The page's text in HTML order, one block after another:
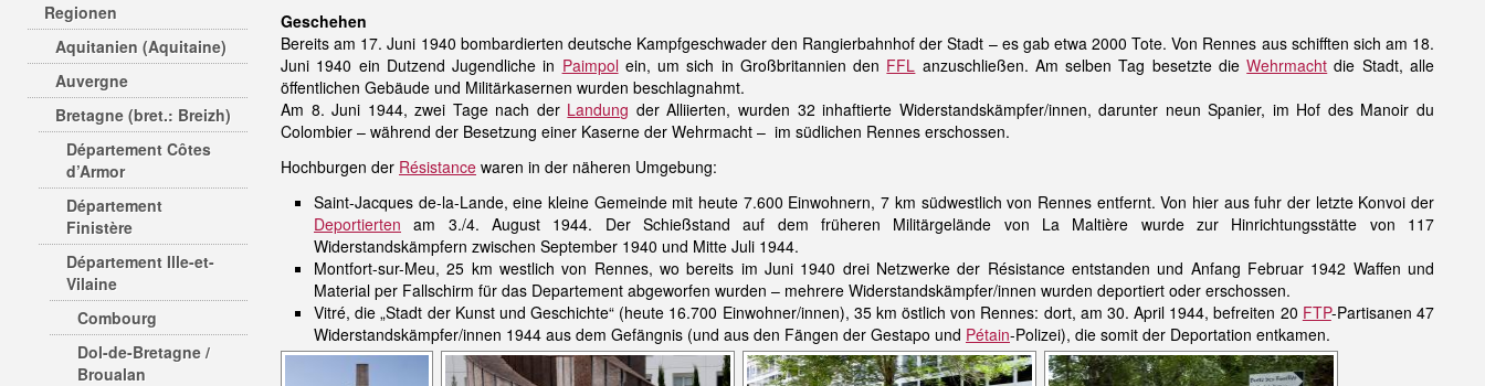
Regionen
Aquitanien (Aquitaine)
Auvergne
Bretagne (bret.: Breizh)
Département Côtes
d’Armor
Département
Finistère
Département Ille-et-
Vilaine
Combourg
Dol-de-Bretagne /
Broualan
Geschehen
Bereits am 17. Juni 1940 bombardierten deutsche Kampfgeschwader den Rangierbahnhof der Stadt – es gab etwa 2000 Tote. Von Rennes aus schifften sich am 18.
Juni 1940 ein Dutzend Jugendliche in Paimpolein, um sich in Großbritannien den FFL anzuschließen. Am selben Tag besetzte dieWehrmacht die Stadt, alle
öffentlichen Gebäude und Militärkasernen wurden beschlagnahmt.
Am 8. Juni 1944, zwei Tage nach der Landung der Alliierten, wurden 32 inhaftierte Widerstandskämpfer/innen, darunter neun Spanier, im Hof des Manoir du
Colombier – während der Besetzung einer Kaserne der Wehrmacht – im südlichen Rennes erschossen.
Hochburgen der Résistance waren in der näheren Umgebung:
Saint-Jacques de-la-Lande, eine kleine Gemeinde mit heute 7.600 Einwohnern, 7 km südwestlich von Rennes entfernt. Von hier aus fuhr der letzte Konvoi der
Deportierten am 3./4. August 1944. Der Schießstand auf dem früheren Militärgelände von La Maltière wurde zur Hinrichtungsstätte von 117
Widerstandskämpfern zwischen September 1940 und Mitte Juli 1944.
Montfort-sur-Meu, 25 km westlich von Rennes, wo bereits im Juni 1940 drei Netzwerke der Résistance entstanden und Anfang Februar 1942 Waffen und
Material per Fallschirm für das Departement abgeworfen wurden – mehrere Widerstandskämpfer/innen wurden deportiert oder erschossen.
Vitré, die „Stadt der Kunst und Geschichte“ (heute 16.700 Einwohner/innen), 35 km östlich von Rennes: dort, am 30. April 1944, befreiten 20 FTP-Partisanen 47
Widerstandskämpfer/innen 1944 aus dem Gefängnis (und aus den Fängen der Gestapo und Pétain-Polizei), die somit der Deportation entkamen.